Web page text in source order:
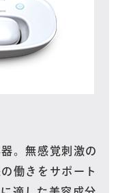
。無感覚刺激の
働きをサポート